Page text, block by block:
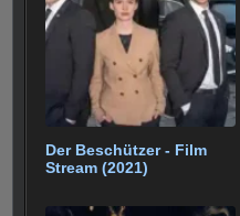
Der Beschützer - Film
Stream (2021)